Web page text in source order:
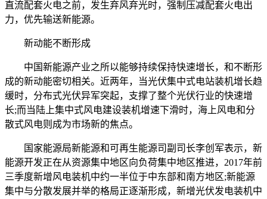
直流配套火电之前，发生弃风弃光时，强制压减配套火电出
力，优先输送新能源。
新动能不断形成
中国新能源产业之所以能够持续保持快速增长，和不断形
成的新动能密切相关。近两年，当光伏集中式电站装机增长趋
缓时，分布式光伏异军突起，支撑了整个光伏行业的快速增
长;而当陆上集中式风电建设装机增速下滑时，海上风电和分
散式风电则成为市场新的焦点。
国家能源局新能源和可再生能源司副司长李创军表示，新
能源开发正在从资源集中地区向负荷集中地区推进，2017年前
三季度新增风电装机中约一半位于中东部和南方地区;新能源
集中与分散发展并举的格局正逐渐形成，新增光伏发电装机中